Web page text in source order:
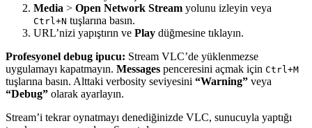
Media > Open Network Stream yolunu izleyin veya
Ctrl+N tuşlarına basın.
URL’nizi yapıştırın ve Play düğmesine tıklayın.
Profesyonel debug ipucu: Stream VLC’de yüklenmezse
uygulamayı kapatmayın. Messages penceresini açmak için Ctrl+M
tuşlarına basın. Alttaki verbosity seviyesini “Warning” veya
“Debug” olarak ayarlayın.
Stream’i tekrar oynatmayı denediğinizde VLC, sunucuyla yaptığı